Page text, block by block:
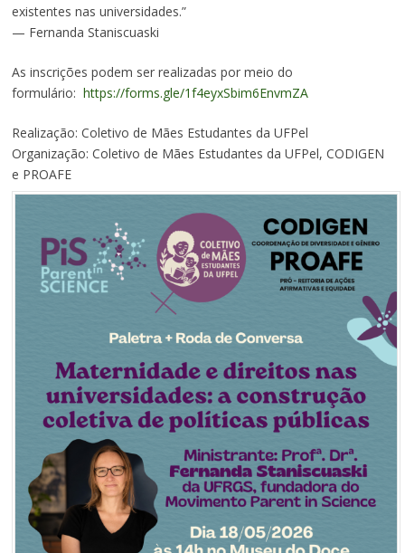
existentes nas universidades.”
— Fernanda Staniscuaski
As inscrições podem ser realizadas por meio do
formulário: https://forms.gle/1f4eyxSbim6EnvmZA
Realização: Coletivo de Mães Estudantes da UFPel
Organização: Coletivo de Mães Estudantes da UFPel, CODIGEN
e PROAFE